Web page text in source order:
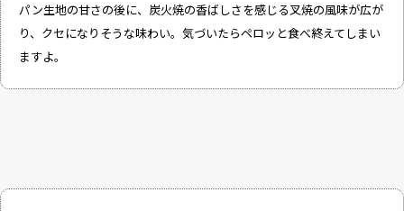
パン生地の甘さの後に、炭火焼の香ばしさを感じる叉焼の風味が広が
り、クセになりそうな味わい。気づいたらペロッと食べ終えてしまい
ますよ。